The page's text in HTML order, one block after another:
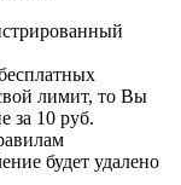
лимит, то Вы
за 10 руб.
будет удалено